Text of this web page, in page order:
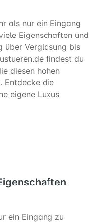
als nur ein Eingang
Eigenschaften und
über Verglasung bis
findest du
diesen hohen
Entdecke die
eigene Luxus
ein Eingang zu